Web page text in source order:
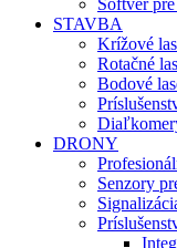
Softvér
STAVBA
Krížové
Rotačné
Bodové
DRONY
Senzory